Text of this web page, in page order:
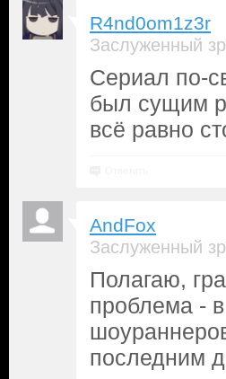
R4nd0om1z3r
Заслуженный
Сериал по-
был сущим
всё равно
AndFox
Заслуженный
Полагаю,
проблема -
последним